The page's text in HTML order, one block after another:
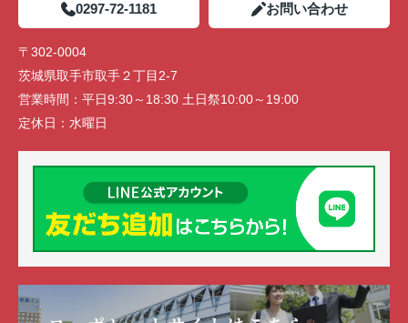
0297-72-1181 お問い合わせ
〒302-0004
茨城県取手市取手２丁目2-7
営業時間： 平日9:30～18:30 土日祭10:00～19:00
定休日： 水曜日